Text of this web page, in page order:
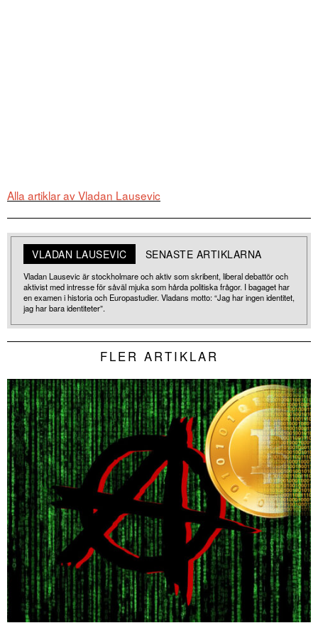
Alla artiklar av Vladan Lausevic
VLADAN LAUSEVIC SENASTE ARTIKLARNA
Vladan Lausevic är stockholmare och aktiv som skribent, liberal debattör och
aktivist med intresse för såväl mjuka som hårda politiska frågor. I bagaget har
en examen i historia och Europastudier. Vladans motto: “Jag har ingen identitet,
jag har bara identiteter”.
FLER ARTIKLAR